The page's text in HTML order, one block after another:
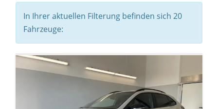
In Ihrer aktuellen Filterung befinden sich 20
Fahrzeuge: